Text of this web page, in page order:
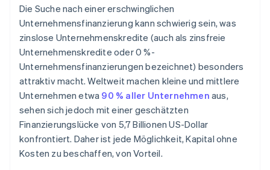
Die Suche nach einer erschwinglichen
Unternehmensfinanzierung kann schwierig sein, was
zinslose Unternehmenskredite (auch als zinsfreie
Unternehmenskredite oder 0 %-
Unternehmensfinanzierungen bezeichnet) besonders
attraktiv macht. Weltweit machen kleine und mittlere
Unternehmen etwa 90 % aller Unternehmen aus,
sehen sich jedoch mit einer geschätzten
Finanzierungslücke von 5,7 Billionen US-Dollar
konfrontiert. Daher ist jede Möglichkeit, Kapital ohne
Kosten zu beschaffen, von Vorteil.